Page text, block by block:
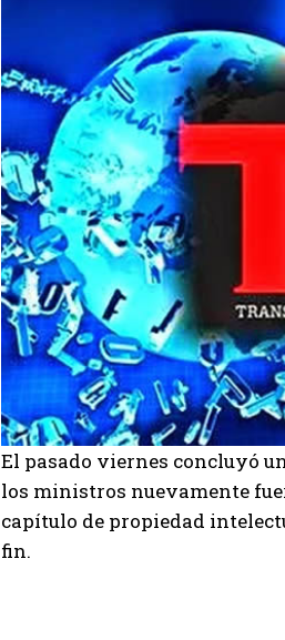
El pasado viernes concluyó
los ministros nuevamente
capítulo de propiedad
fin.